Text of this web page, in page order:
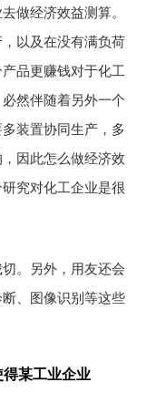
做经济效益测算。
以及在没有满负荷
品更赚钱对于化工
然伴随着另外一个
装置协同生产，多
因此怎么做经济效
究对化工企业是很
。另外，用友还会
、图像识别等这些
某工业企业